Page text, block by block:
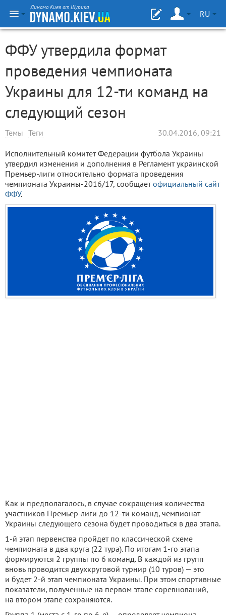
Динамо Киев от Шурика
RU
ФФУ утвердила формат
проведения чемпионата
Украины для 12-ти команд на
следующий сезон
Темы Теги 30.04.2016, 09:21
Исполнительный комитет Федерации футбола Украины
утвердил изменения и дополнения в Регламент украинской
Премьер-лиги относительно формата проведения
чемпионата Украины-2016/17, сообщаетофициальный сайт
ФФУ.
Как и предполагалось, в случае сокращения количества
участников Премьер-лиги до 12-ти команд, чемпионат
Украины следующего сезона будет проводиться в два этапа.
1-й этап первенства пройдет по классической схеме
чемпионата в два круга (22 тура). По итогам 1-го этапа
формируются 2 группы по 6 команд. В каждой из групп
вновь проводится двухкруговой турнир (10 туров) — это
и будет 2-й этап чемпионата Украины. При этом спортивные
показатели, полученные на первом этапе соревнований,
на втором этапе сохраняются.